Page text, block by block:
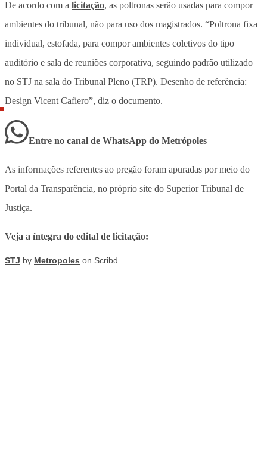
De acordo com a licitação, as poltronas serão usadas para compor
ambientes do tribunal, não para uso dos magistrados. “Poltrona fixa
individual, estofada, para compor ambientes coletivos do tipo
auditório e sala de reuniões corporativa, seguindo padrão utilizado
no STJ na sala do Tribunal Pleno (TRP). Desenho de referência:
Design Vicent Cafiero”, diz o documento.
Entre no canal de WhatsApp do Metrópoles
As informações referentes ao pregão foram apuradas por meio do
Portal da Transparência, no próprio site do Superior Tribunal de
Justiça.
Veja a íntegra do edital de licitação:
STJ by Metropoles on Scribd